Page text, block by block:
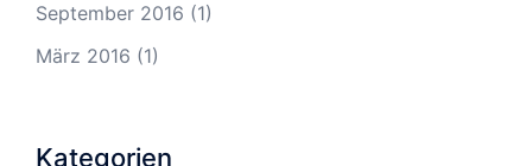
September 2016 (1)
März 2016 (1)
Kategorien